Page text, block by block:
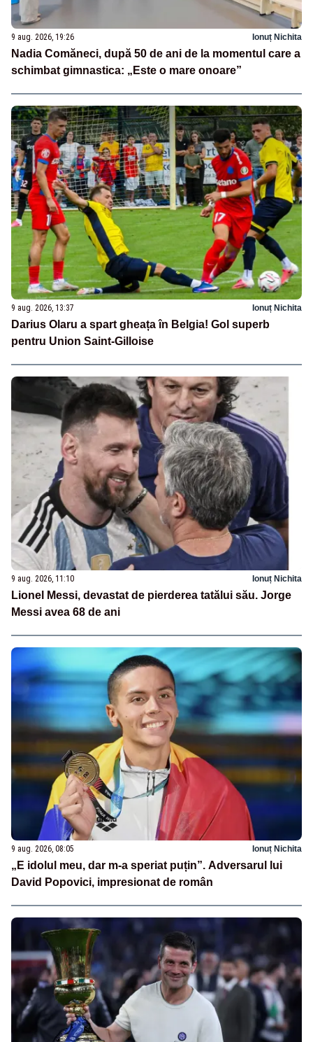
9 aug. 2026, 19:26 Ionuț Nichita
Nadia Comăneci, după 50 de ani de la momentul care a
schimbat gimnastica: „Este o mare onoare”
9 aug. 2026, 13:37 Ionuț Nichita
Darius Olaru a spart gheața în Belgia! Gol superb
pentru Union Saint-Gilloise
9 aug. 2026, 11:10 Ionuț Nichita
Lionel Messi, devastat de pierderea tatălui său. Jorge
Messi avea 68 de ani
9 aug. 2026, 08:05 Ionuț Nichita
„E idolul meu, dar m-a speriat puțin”. Adversarul lui
David Popovici, impresionat de român